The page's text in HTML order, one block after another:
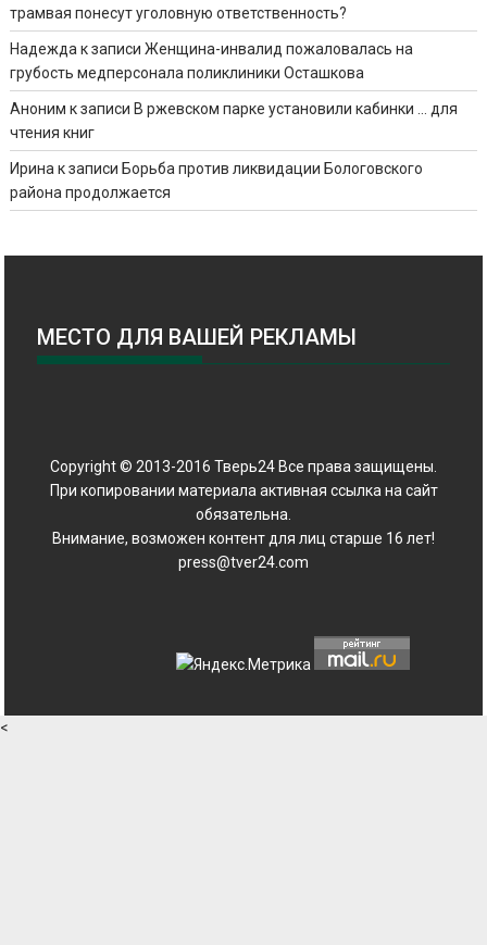
трамвая понесут уголовную ответственность?
Надеждак записиЖенщина-инвалид пожаловалась на
грубость медперсонала поликлиники Осташкова
Аноним к записи В ржевском парке установили кабинки … для
чтения книг
Иринак записи Борьба против ликвидации Бологовского
района продолжается
МЕСТО ДЛЯ ВАШЕЙ РЕКЛАМЫ
Copyright © 2013-2016 Тверь24 Все права защищены.
При копировании материала активная ссылка на сайт
обязательна.
Внимание, возможен контент для лиц старше 16 лет!
press@tver24.com
<